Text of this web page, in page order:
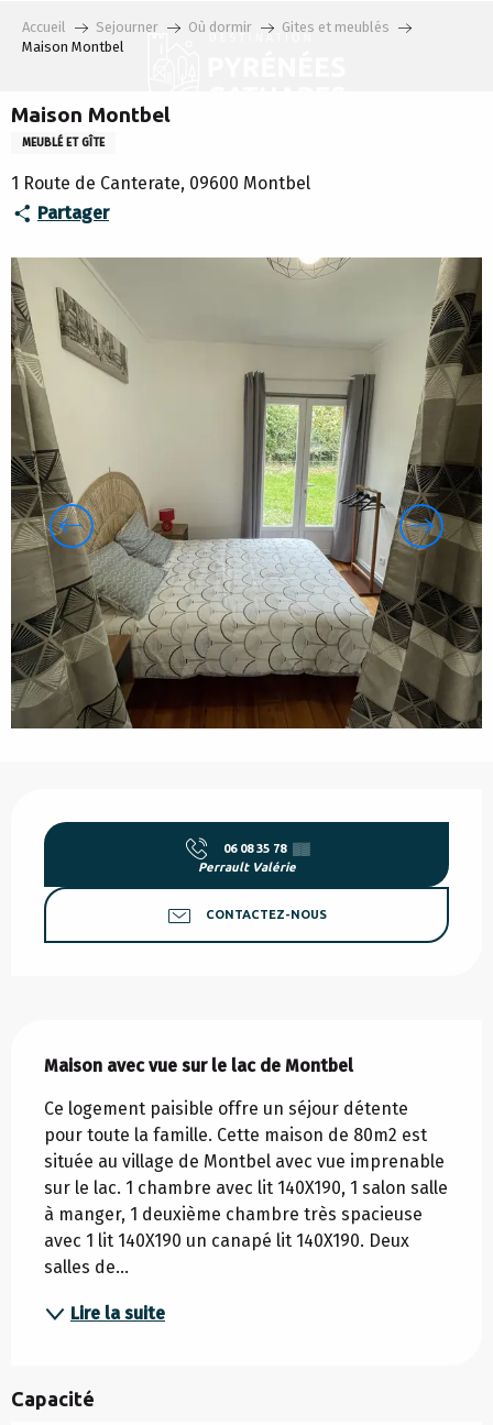
Accueil Sejourner Où dormir
Gites et meublés
Maison Montbel
Maison Montbel
MEUBLÉ ET GÎTE
1 Route de Canterate, 09600 Montbel
Partager
06 08 35 78
▒▒
Perrault Valérie
CONTACTEZ-NOUS
Maison avec vue sur le lac de Montbel
Ce logement paisible offre un séjour détente
pour toute la famille. Cette maison de 80m2 est
située au village de Montbel avec vue imprenable
sur le lac. 1 chambre avec lit 140X190, 1 salon salle
à manger, 1 deuxième chambre très spacieuse
avec 1 lit 140X190 un canapé lit 140X190. Deux
salles de...
Lire la suite
Capacité